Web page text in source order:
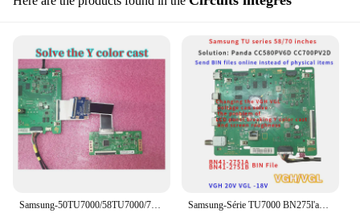
Samsung-Série TU7000 BN275l'autorisation/B, permet de résoudre le problème de la ligne horizontale en fonte de couleur Y lors de l'utilisation de Krasnopanel